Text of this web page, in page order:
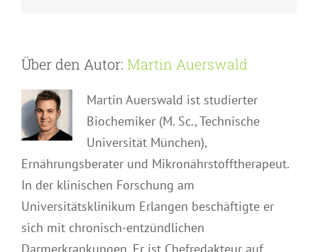
Über den Autor: Martin Auerswald
Martin Auerswald ist studierter
Biochemiker (M. Sc., Technische
Universität München),
Ernährungsberater und Mikronährstofftherapeut.
In der klinischen Forschung am
Universitätsklinikum Erlangen beschäftigte er
sich mit chronisch-entzündlichen
Darmerkrankungen. Er ist Chefredakteur auf